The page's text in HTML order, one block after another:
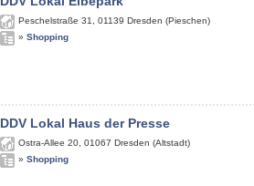
Peschelstraße 31 01139 Dresden (Pieschen)
» Shopping
DDV Lokal Haus der Presse
Ostra-Allee 20 01067 Dresden (Altstadt)
» Shopping